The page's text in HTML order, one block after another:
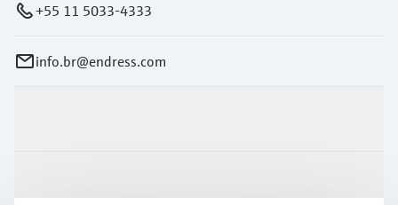
+55 11 5033-4333
info.br@endress.com